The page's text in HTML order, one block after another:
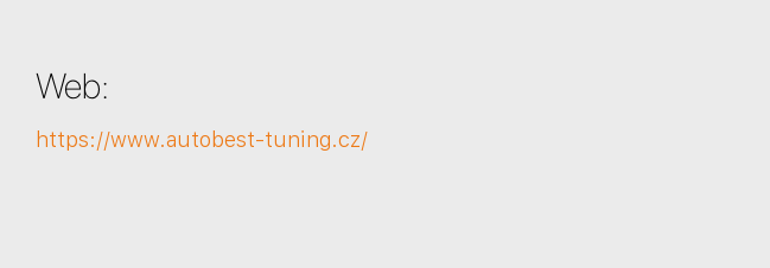
Web:
https://www.autobest-tuning.cz/